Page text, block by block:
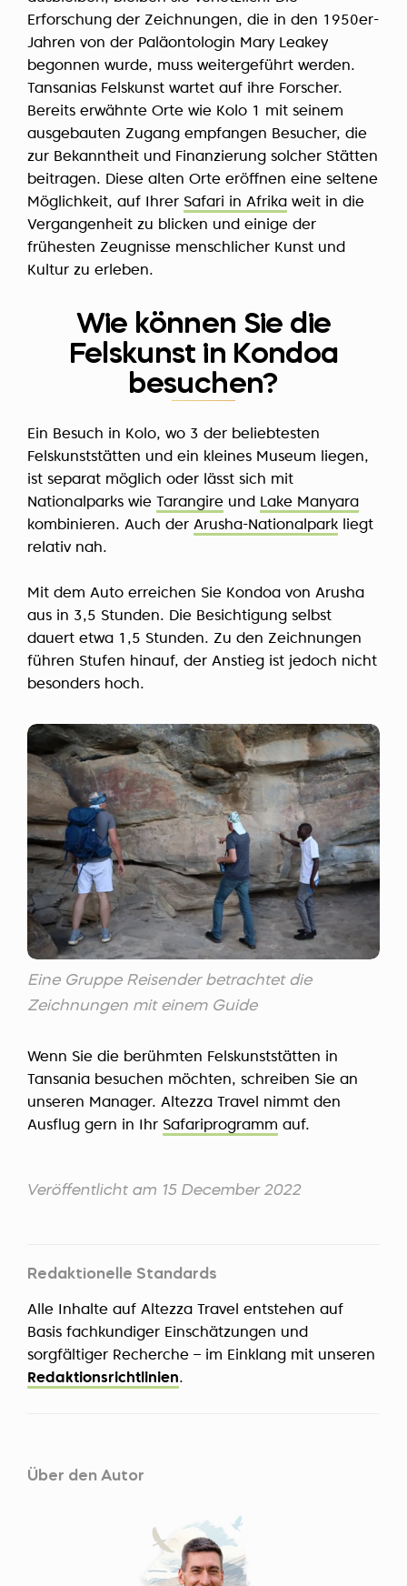
Erforschung der Zeichnungen, die in den 1950er-
Jahren von der Paläontologin Mary Leakey
begonnen wurde, muss weitergeführt werden.
Tansanias Felskunst wartet auf ihre Forscher.
Bereits erwähnte Orte wie Kolo 1 mit seinem
ausgebauten Zugang empfangen Besucher, die
zur Bekanntheit und Finanzierung solcher Stätten
beitragen. Diese alten Orte eröffnen eine seltene
Möglichkeit, auf Ihrer Safari in Afrika weit in die
Vergangenheit zu blicken und einige der
frühesten Zeugnisse menschlicher Kunst und
Kultur zu erleben.
Wie können Sie die
Felskunst in Kondoa
besuchen?
Ein Besuch in Kolo, wo 3 der beliebtesten
Felskunststätten und ein kleines Museum liegen,
ist separat möglich oder lässt sich mit
Nationalparks wie Tarangire und Lake Manyara
kombinieren. Auch der Arusha-Nationalpark liegt
relativ nah.
Mit dem Auto erreichen Sie Kondoa von Arusha
aus in 3,5 Stunden. Die Besichtigung selbst
dauert etwa 1,5 Stunden. Zu den Zeichnungen
führen Stufen hinauf, der Anstieg ist jedoch nicht
besonders hoch.
Eine Gruppe Reisender betrachtet die
Zeichnungen mit einem Guide
Wenn Sie die berühmten Felskunststätten in
Tansania besuchen möchten, schreiben Sie an
unseren Manager. Altezza Travel nimmt den
Ausflug gern in Ihr Safariprogramm auf.
Veröffentlicht am 15 December 2022
Redaktionelle Standards
Alle Inhalte auf Altezza Travel entstehen auf
Basis fachkundiger Einschätzungen und
sorgfältiger Recherche – im Einklang mit unseren
Redaktionsrichtlinien.
Über den Autor